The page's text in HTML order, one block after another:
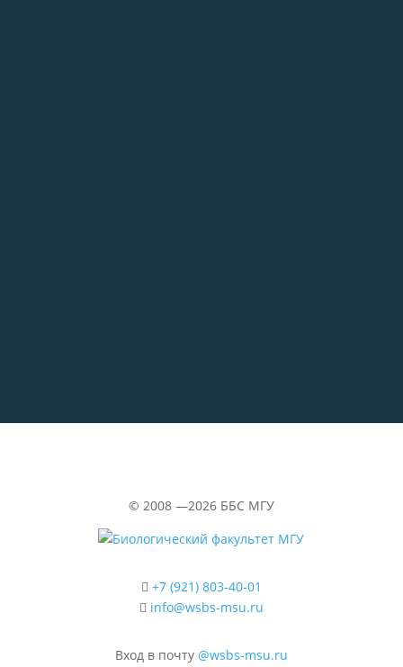
© 2008 —2026 ББС МГУ
+7 (921) 803-40-01
info@wsbs-msu.ru
Вход в почту @wsbs-msu.ru